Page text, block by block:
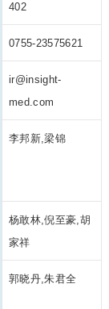
402
0755-23575621
ir@insight-
med.com
李邦新,梁锦
杨敢林,倪至豪,胡
家祥
郭晓丹,朱君全